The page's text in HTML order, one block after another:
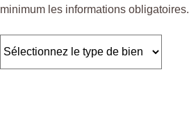
minimum les informations obligatoires.